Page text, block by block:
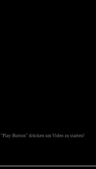
"Play-Button" drücken um Video zu starten!